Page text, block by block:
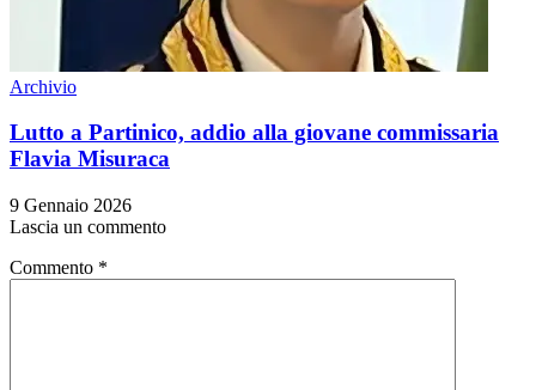
Archivio
Lutto a Partinico, addio alla giovane commissaria
Flavia Misuraca
9 Gennaio 2026
Lascia un commento
Commento *